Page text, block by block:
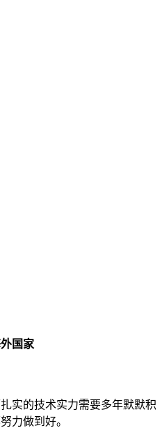
国家
实的技术实力需要多年默默积
力做到好。